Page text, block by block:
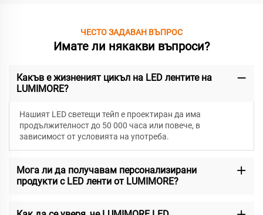
ЧЕСТО ЗАДАВАН ВЪПРОС
Имате ли някакви въпроси?
Какъв е жизненият цикъл на LED лентите на
LUMIMORE?
Нашият LED светещи тейп е проектиран да има
продължителност до 50 000 часа или повече, в
зависимост от условията на употреба.
Мога ли да получавам персонализирани
продукти с LED ленти от LUMIMORE?